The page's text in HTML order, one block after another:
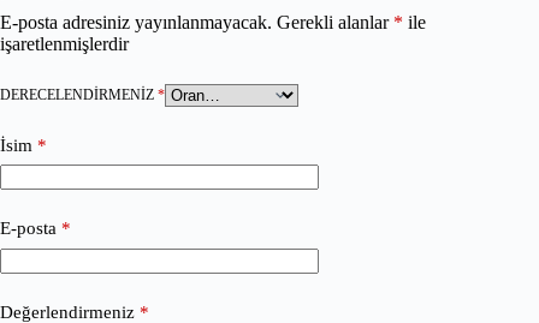
E-posta adresiniz yayınlanmayacak. Gerekli alanlar * ile
işaretlenmişlerdir
DERECELENDIRMENIZ *
İsim *
E-posta *
Değerlendirmeniz *